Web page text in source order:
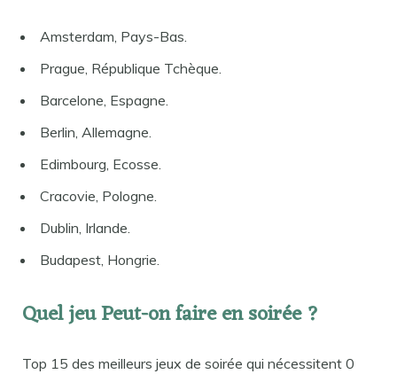
Amsterdam, Pays-Bas.
Prague, République Tchèque.
Barcelone, Espagne.
Berlin, Allemagne.
Edimbourg, Ecosse.
Cracovie, Pologne.
Dublin, Irlande.
Budapest, Hongrie.
Quel jeu Peut-on faire en soirée ?
Top 15 des meilleurs jeux de soirée qui nécessitent 0